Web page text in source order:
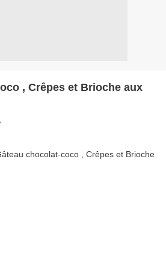
, Crêpes et Brioche aux